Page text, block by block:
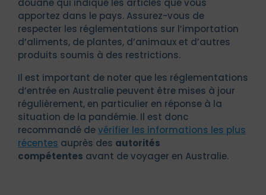
douane qui indique les articles que vous
apportez dans le pays. Assurez-vous de
respecter les réglementations sur l’importation
d’aliments, de plantes, d’animaux et d’autres
produits soumis à des restrictions.
Il est important de noter que les réglementations
d’entrée en Australie peuvent être mises à jour
régulièrement, en particulier en réponse à la
situation de la pandémie. Il est donc
recommandé devérifier les informations les plus
récentes auprès des autorités
compétentes avant de voyager en Australie.